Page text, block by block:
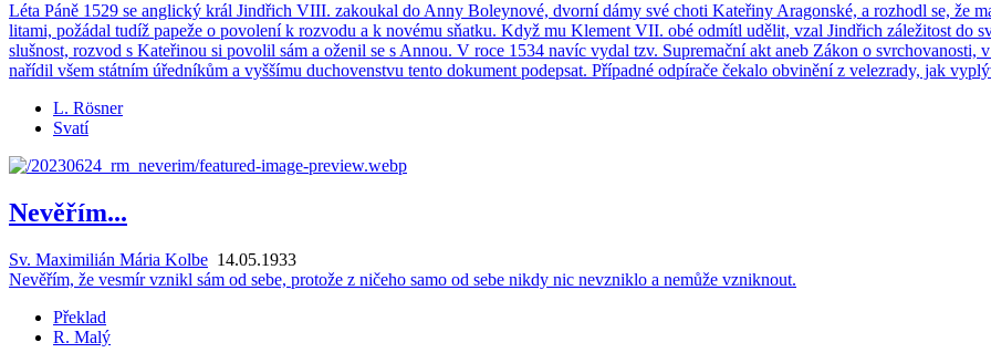
Léta Páně 1529 se an­g­lic­ký král Jin­dřich VIII. za­kou­kal do Anny Bo­ley­no­vé, dvor­ní dámy své choti Ka­te­ři­ny Ara­gon­ské, a roz­ho­dl se, že
li­ta­mi, po­žá­dal tudíž pa­pe­že o po­vo­le­ní k roz­vo­du a k no­vé­mu sňatku. Když mu Kle­ment VII. obé od­mí­tl udě­lit, vzal Jin­dřich zá­le­ži­tost do
sluš­nost, roz­vod s Ka­te­ři­nou si po­vo­lil sám a ože­nil se s Annou. V roce 1534 navíc vydal tzv. Supre­mač­ní akt aneb Zákon o
na­ří­dil všem stát­ním úřed­ní­kům a vyš­ší­mu du­cho­ven­stvu tento do­ku­ment po­de­psat. Pří­pad­né od­pí­ra­če če­ka­lo ob­vi­ně­ní z ve­le­zra­dy, jak
L. Rösner
Svatí
Nevěřím...
Sv. Maximilián Mária Kolbe 14.05.1933
Ne­vě­řím, že vesmír vzni­kl sám od sebe, pro­to­že z ni­če­ho samo od sebe nikdy nic ne­vznik­lo a ne­mů­že vznik­nout.
Překlad
R. Malý